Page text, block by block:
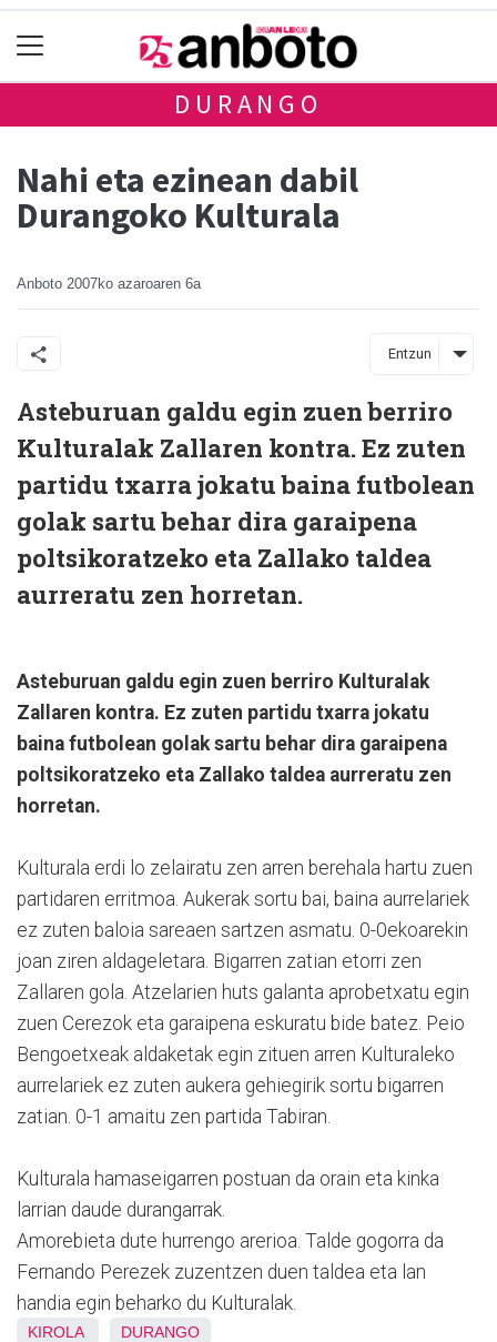
DURANGO
Nahi eta ezinean dabil
Durangoko Kulturala
Anboto 2007ko azaroaren 6a
Entzun
Asteburuan galdu egin zuen berriro
Kulturalak Zallaren kontra. Ez zuten
partidu txarra jokatu baina futbolean
golak sartu behar dira garaipena
poltsikoratzeko eta Zallako taldea
aurreratu zen horretan.
Asteburuan galdu egin zuen berriro Kulturalak
Zallaren kontra. Ez zuten partidu txarra jokatu
baina futbolean golak sartu behar dira garaipena
poltsikoratzeko eta Zallako taldea aurreratu zen
horretan.
Kulturala erdi lo zelairatu zen arren berehala hartu zuen
partidaren erritmoa. Aukerak sortu bai, baina aurrelariek
ez zuten baloia sareaen sartzen asmatu. 0-0ekoarekin
joan ziren aldageletara. Bigarren zatian etorri zen
Zallaren gola. Atzelarien huts galanta aprobetxatu egin
zuen Cerezok eta garaipena eskuratu bide batez. Peio
Bengoetxeak aldaketak egin zituen arren Kulturaleko
aurrelariek ez zuten aukera gehiegirik sortu bigarren
zatian. 0-1 amaitu zen partida Tabiran.
Kulturala hamaseigarren postuan da orain eta kinka
larrian daude durangarrak.
Amorebieta dute hurrengo arerioa. Talde gogorra da
Fernando Perezek zuzentzen duen taldea eta lan
handia egin beharko du Kulturalak.
KIROLA DURANGO